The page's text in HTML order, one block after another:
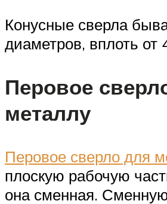
Конусные сверла
диаметров, вплоть
Перовое
металлу
Перовое сверло для
плоскую рабочую
она сменная.